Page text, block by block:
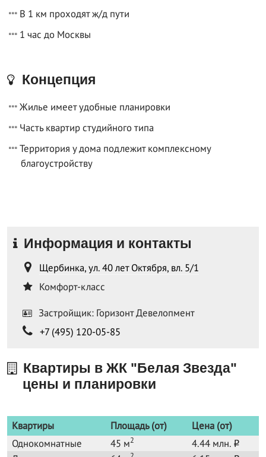
В 1 км проходят ж/д пути
1 час до Москвы
Концепция
Жилье имеет удобные планировки
Часть квартир студийного типа
Территория у дома подлежит комплексному
благоустройству
Информация и контакты
Щербинка, ул. 40 лет Октября, вл. 5/1
Комфорт-класс
Застройщик: Горизонт Девелопмент
+7 (495) 120-05-85
Квартиры в ЖК "Белая Звезда"
цены и планировки
Квартиры Площадь (от)
Цена (от)
Однокомнатные
45 м2 4.44 млн. o